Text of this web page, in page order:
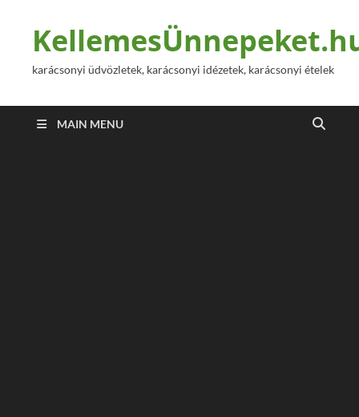
karácsonyi üdvözletek, karácsonyi idézetek, karácsonyi ételek
MAIN MENU